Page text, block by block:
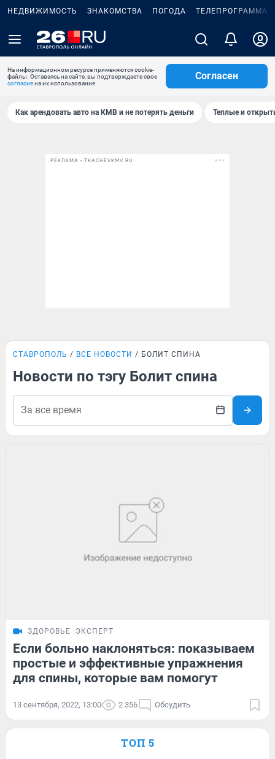
НЕДВИЖИМОСТЬ ЗНАКОМСТВА ПОГОДА ТЕЛЕПРОГРАММА
На информационном ресурсе применяются cookie-
файлы. Оставаясь на сайте, вы подтверждаете свое
согласиена их использование.
Согласен
Как арендовать авто на КМВ и не потерять деньги Теплые и
РЕКЛАМА • TKACHEVKMV.RU
СТАВРОПОЛЬ ВСЕ НОВОСТИ БОЛИТ СПИНА
Новости по тэгу Болит спина
ЗДОРОВЬЕ ЭКСПЕРТ
Если больно наклоняться: показываем
простые и эффективные упражнения
для спины, которые вам помогут
13 сентября, 2022, 13:00 2 356 Обсудить
ТОП 5